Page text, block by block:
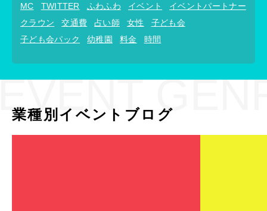
MC TWITTER ふわふわ イベント
イベントパートナー
クラウン
交通費 占い師 女性
子ども会
子ども会パック
幼稚園 料金 時間
業種別イベントブログ